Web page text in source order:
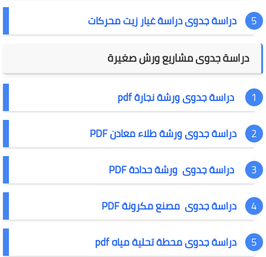
دراسة جدوى دراسة غيار زيت محركات
دراسة جدوى مشاريع ورش صغيرة
دراسة جدوى ورشة نجارة pdf
دراسة جدوى ورشة طلاء معادن PDF
دراسة جدوى ورشة حدادة PDF
دراسة جدوى مصنع مكرونة PDF
دراسة جدوى محطة تحلية مياه pdf